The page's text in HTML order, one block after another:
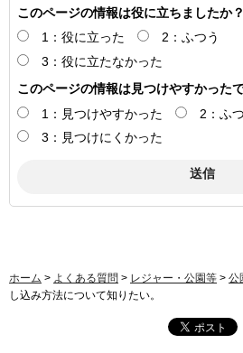
このページの情報は役に立ちましたか？
1：役に立った
2：ふつう
3：役に立たなかった
このページの情報は見つけやすかった
1：見つけやすかった
2：ふ
3：見つけにくかった
ホーム > よくある質問 > レジャー・公園等 > 公
し込み方法について知りたい。